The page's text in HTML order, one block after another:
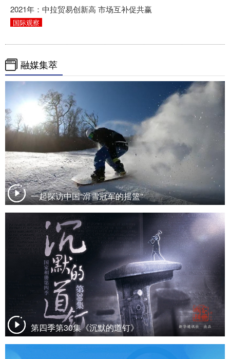
2021年：中拉贸易创新高 市场互补促共赢
国际观察
融媒集萃
一起探访中国“滑雪冠军的摇篮”
第四季第30集《沉默的道钉》